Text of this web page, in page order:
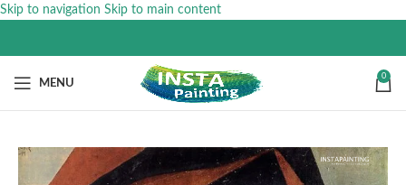
Skip to navigation Skip to main content
MENU
0